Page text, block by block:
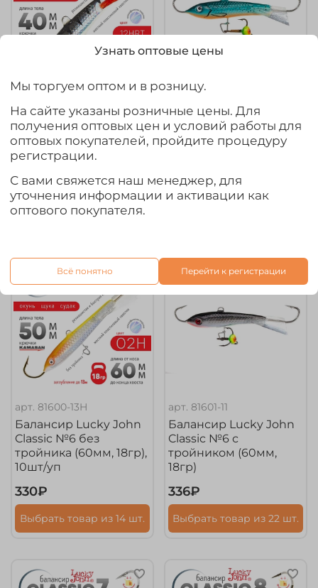
81500-12HRT
Балансир Lucky John
Classic №5 без
тройника (50мм, 13гр),
10шт/уп
310₽
Выбрать товар из 13 шт.
81501-10
Балансир Lucky John
Classic №5 с
тройником (50мм,
560₽
арт. 81600-13H
Балансир Lucky John
Classic №6 без
тройника (60мм, 18гр),
10шт/уп
330₽
Выбрать товар из 14 шт.
арт. 81601-11
Балансир Lucky John
Classic №6 с
тройником (60мм,
18гр)
336₽
Выбрать товар из 22 шт.
Узнать оптовые цены
Мы торгуем оптом и в розницу.
На сайте указаны розничные цены. Для
получения оптовых цен и условий работы для
оптовых покупателей, пройдите процедуру
регистрации.
С вами свяжется наш менеджер, для
уточнения информации и активации как
оптового покупателя.
Всё понятно Перейти к регистрации